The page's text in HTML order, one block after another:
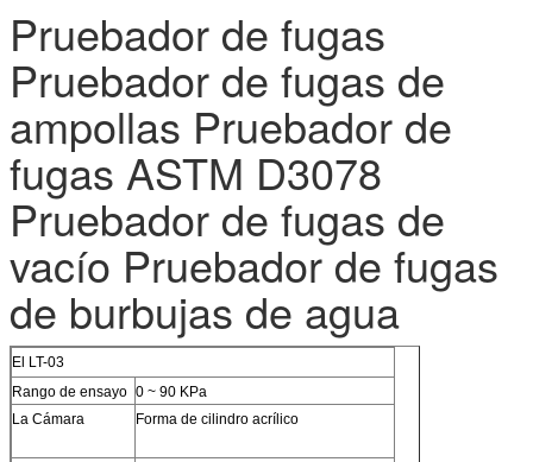
Pruebador de fugas
Pruebador de fugas de
ampollas Pruebador de
fugas ASTM D3078
Pruebador de fugas de
vacío Pruebador de fugas
de burbujas de agua
El LT-03
Rango de ensayo 0 ~ 90 KPa
La Cámara
Forma de cilindro acrílico